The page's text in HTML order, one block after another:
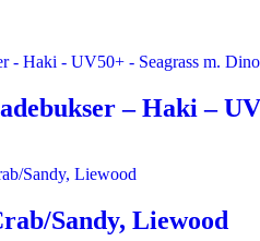
– Haki –
Sandy, Liewood